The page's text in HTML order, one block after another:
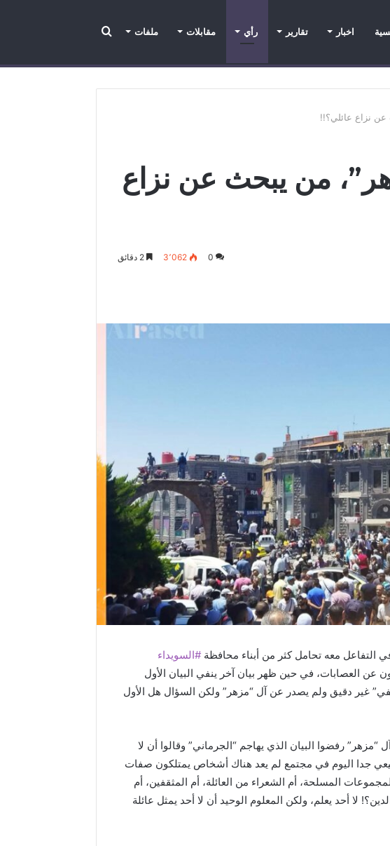
اخبار تقارير رأي مقابلات
ملفات
نزاع عائلي؟!!
من يبحث عن نزاع
0 3٬062
التفاعل معه تحامل كثر من أبناء محافظة #السويداء
عن العصابات، في حين ظهر بيان آخر ينفي البيان الأول
غير دقيق ولم يصدر عن آل “مزهر” ولكن السؤال هل الأول
رفضوا البيان الذي يهاجم “الجرماني” وقالوا أن لا
جدا اليوم في مجتمع لم يعد هناك أشخاص يمتلكون صفات
المسلحة، أم الشعراء من العائلة، أم المثقفين، أم
لا أحد يعلم، ولكن المعلوم الوحيد أن لا أحد يمثل عائلة